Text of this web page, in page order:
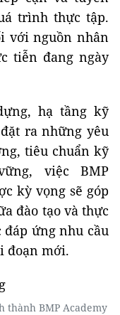
trình thực tập.
với nguồn nhân
tiễn đang ngày
hạ tầng kỹ
ra những yêu
tiêu chuẩn kỹ
việc BMP
kỳ vọng sẽ góp
đào tạo và thực
ứng nhu cầu
đoạn mới.
thành BMP Academy